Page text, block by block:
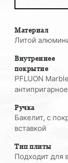
Материал
Литой
Внутреннее
покрытие
PFLUON
Ручка
Бакелит, с
вставкой
Тип плиты
Подходит для